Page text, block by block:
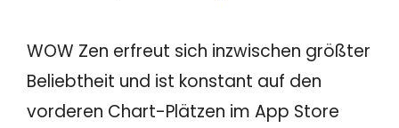
WOW Zen erfreut sich inzwischen größter
Beliebtheit und ist konstant auf den
vorderen Chart-Plätzen im App Store